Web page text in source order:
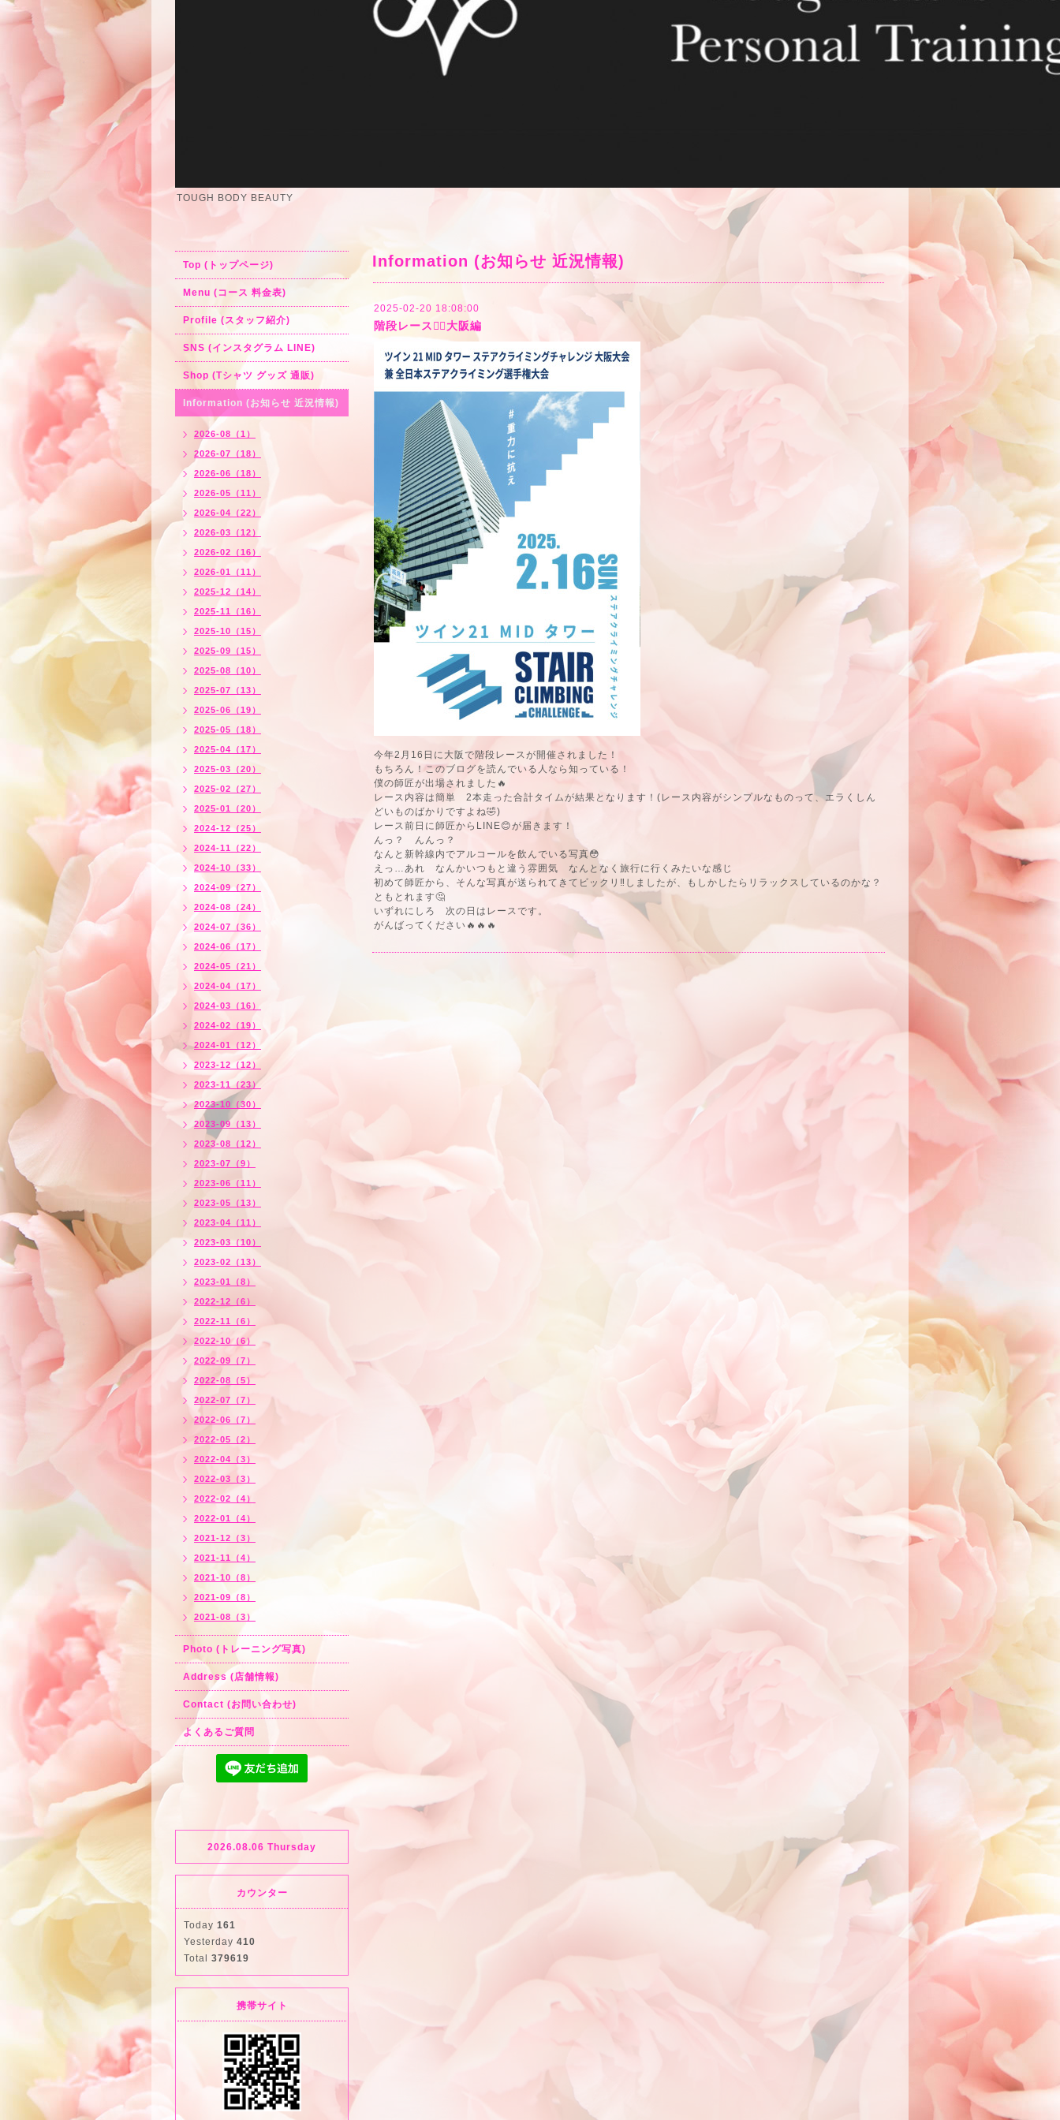
TOUGH BODY BEAUTY
Information (お知らせ 近況情報)
2025-02-20 18:08:00
階段レース🏃‍♀️大阪編
今年2月16日に大阪で階段レースが開催されました！
もちろん！このブログを読んでいる人なら知っている！
僕の師匠が出場されました🔥
レース内容は簡単 2本走った合計タイムが結果となります！(レース内容がシンプルなものって、エラくしん
どいものばかりですよね🤣)
レース前日に師匠からLINE😊が届きます！
んっ？ んんっ？
なんと新幹線内でアルコールを飲んでいる写真😳
えっ…あれ なんかいつもと違う雰囲気 なんとなく旅行に行くみたいな感じ
初めて師匠から、そんな写真が送られてきてビックリ‼️しましたが、もしかしたらリラックスしているのかな？
ともとれます🤔
いずれにしろ 次の日はレースです。
がんばってください🔥🔥🔥
Top (トップページ)
Menu (コース 料金表)
Profile (スタッフ紹介)
SNS (インスタグラム LINE)
Shop (Tシャツ グッズ 通販)
Information (お知らせ 近況情報)
2026-08（1）
2026-07（18）
2026-06（18）
2026-05（11）
2026-04（22）
2026-03（12）
2026-02（16）
2026-01（11）
2025-12（14）
2025-11（16）
2025-10（15）
2025-09（15）
2025-08（10）
2025-07（13）
2025-06（19）
2025-05（18）
2025-04（17）
2025-03（20）
2025-02（27）
2025-01（20）
2024-12（25）
2024-11（22）
2024-10（33）
2024-09（27）
2024-08（24）
2024-07（36）
2024-06（17）
2024-05（21）
2024-04（17）
2024-03（16）
2024-02（19）
2024-01（12）
2023-12（12）
2023-11（23）
2023-10（30）
2023-09（13）
2023-08（12）
2023-07（9）
2023-06（11）
2023-05（13）
2023-04（11）
2023-03（10）
2023-02（13）
2023-01（8）
2022-12（6）
2022-11（6）
2022-10（6）
2022-09（7）
2022-08（5）
2022-07（7）
2022-06（7）
2022-05（2）
2022-04（3）
2022-03（3）
2022-02（4）
2022-01（4）
2021-12（3）
2021-11（4）
2021-10（8）
2021-09（8）
2021-08（3）
Photo (トレーニング写真)
Address (店舗情報)
Contact (お問い合わせ)
よくあるご質問
2026.08.06 Thursday
カウンター
Today 161
Yesterday 410
Total 379619
携帯サイト